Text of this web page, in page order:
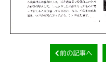
前の記事へ